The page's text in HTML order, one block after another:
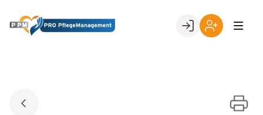
content
Go to landing page.